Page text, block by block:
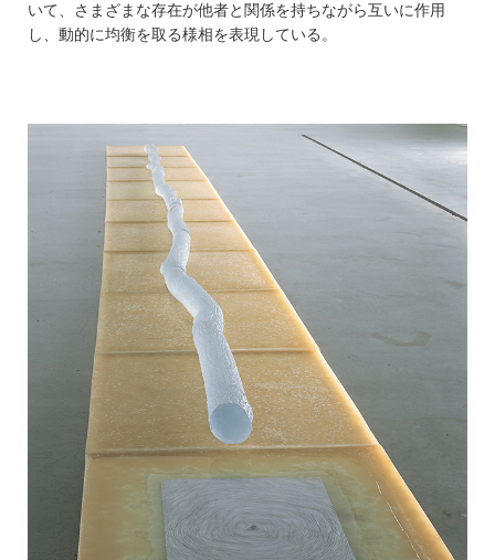
いて、さまざまな存在が他者と関係を持ちながら互いに作用
し、動的に均衡を取る様相を表現している。